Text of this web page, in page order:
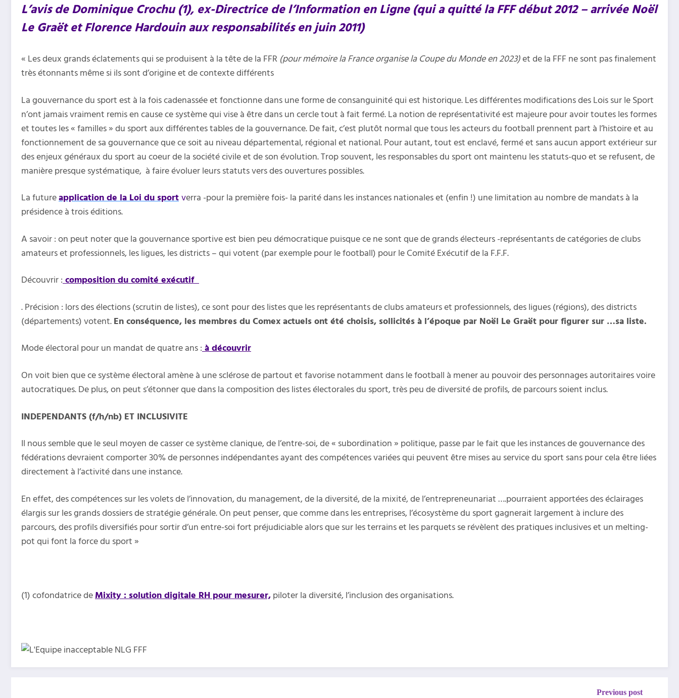
L’avis de Dominique Crochu (1), ex-Directrice de l’Information en Ligne (qui a quitté la FFF début 2012 – arrivée Noël
Le Graët et Florence Hardouin aux responsabilités en juin 2011)
« Les deux grands éclatements qui se produisent à la tête de la FFR (pour mémoire la France organise la Coupe du Monde en 2023)et de la FFF ne sont pas finalement
très étonnants même si ils sont d’origine et de contexte différents
La gouvernance du sport est à la fois cadenassée et fonctionne dans une forme de consanguinité qui est historique. Les différentes modifications des Lois sur le Sport
n’ont jamais vraiment remis en cause ce système qui vise à être dans un cercle tout à fait fermé. La notion de représentativité est majeure pour avoir toutes les formes
et toutes les « familles » du sport aux différentes tables de la gouvernance. De fait, c’est plutôt normal que tous les acteurs du football prennent part à l’histoire et au
fonctionnement de sa gouvernance que ce soit au niveau départemental, régional et national. Pour autant, tout est enclavé, fermé et sans aucun apport extérieur sur
des enjeux généraux du sport au coeur de la société civile et de son évolution. Trop souvent, les responsables du sport ont maintenu les statuts-quo et se refusent, de
manière presque systématique, à faire évoluer leurs statuts vers des ouvertures possibles.
La futureapplication de la Loi du sport verra -pour la première fois- la parité dans les instances nationales et (enfin !) une limitation au nombre de mandats à la
présidence à trois éditions.
A savoir : on peut noter que la gouvernance sportive est bien peu démocratique puisque ce ne sont que de grands électeurs -représentants de catégories de clubs
amateurs et professionnels, les ligues, les districts – qui votent (par exemple pour le football) pour le Comité Exécutif de la F.F.F.
Découvrir :composition du comité exécutif
. Précision : lors des élections (scrutin de listes), ce sont pour des listes que les représentants de clubs amateurs et professionnels, des ligues (régions), des districts
(départements) votent. En conséquence, les membres du Comex actuels ont été choisis, sollicités à l’époque par Noël Le Graët pour figurer sur …sa liste.
Mode électoral pour un mandat de quatre ans :à découvrir
On voit bien que ce système électoral amène à une sclérose de partout et favorise notamment dans le football à mener au pouvoir des personnages autoritaires voire
autocratiques. De plus, on peut s’étonner que dans la composition des listes électorales du sport, très peu de diversité de profils, de parcours soient inclus.
INDEPENDANTS (f/h/nb) ET INCLUSIVITE
Il nous semble que le seul moyen de casser ce système clanique, de l’entre-soi, de « subordination » politique, passe par le fait que les instances de gouvernance des
fédérations devraient comporter 30% de personnes indépendantes ayant des compétences variées qui peuvent être mises au service du sport sans pour cela être liées
directement à l’activité dans une instance.
En effet, des compétences sur les volets de l’innovation, du management, de la diversité, de la mixité, de l’entrepreneunariat ….pourraient apportées des éclairages
élargis sur les grands dossiers de stratégie générale. On peut penser, que comme dans les entreprises, l’écosystème du sport gagnerait largement à inclure des
parcours, des profils diversifiés pour sortir d’un entre-soi fort préjudiciable alors que sur les terrains et les parquets se révèlent des pratiques inclusives et un melting-
pot qui font la force du sport »
(1) cofondatrice deMixity : solution digitale RH pour mesurer, piloter la diversité, l’inclusion des organisations.
Previous post